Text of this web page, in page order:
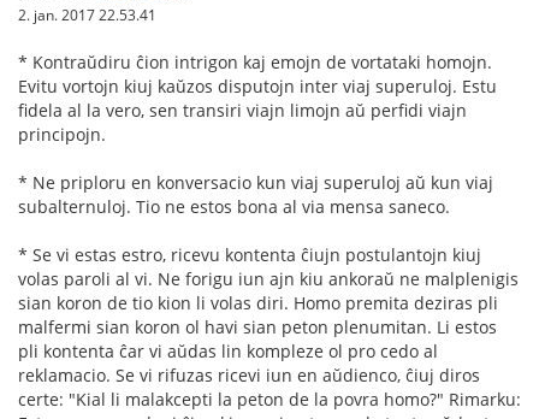
2. jan. 2017 22.53.41
* Kontraŭdiru ĉion intrigon kaj emojn de vortataki homojn.
Evitu vortojn kiuj kaŭzos disputojn inter viaj superuloj. Estu
fidela al la vero, sen transiri viajn limojn aŭ perfidi viajn
principojn.
* Ne priploru en konversacio kun viaj superuloj aŭ kun viaj
subalternuloj. Tio ne estos bona al via mensa saneco.
* Se vi estas estro, ricevu kontenta ĉiujn postulantojn kiuj
volas paroli al vi. Ne forigu iun ajn kiu ankoraŭ ne malplenigis
sian koron de tio kion li volas diri. Homo premita deziras pli
malfermi sian koron ol havi sian peton plenumitan. Li estos
pli kontenta ĉar vi aŭdas lin kompleze ol pro cedo al
reklamacio. Se vi rifuzas ricevi iun en aŭdienco, ĉiuj diros
certe: "Kial li malakcepti la peton de la povra homo?" Rimarku: